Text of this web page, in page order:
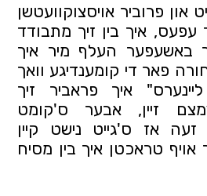
און פרוביר אויסצוקוועטשן
איך בין זיך מתבודד
באשעפער העלף מיר איך
פאר די קומענדיגע וואך
איך פראביר זיך
זיין, אבער ס'קומט
אז ס'גייט נישט קיין
טראכטן איך בין מסיח